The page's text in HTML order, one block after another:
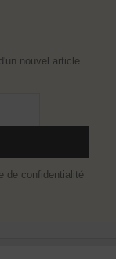
nouvel article
de confidentialité